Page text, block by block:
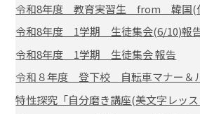
令和8年度 教育実習生 from 韓国(
令和8年度 1学期 生徒集会(6/10)報
令和8年度 1学期 生徒集会 報告
令和８年度 登下校 自転車マナー＆
特性探究「自分磨き講座(美文字レッ